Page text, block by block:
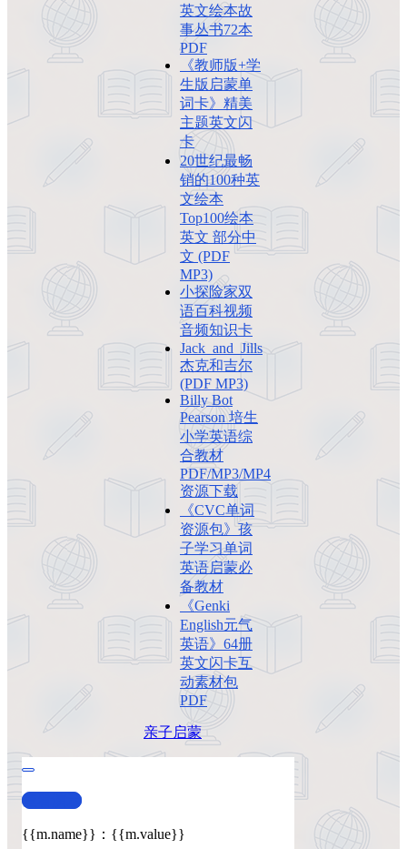
英文绘本故
事丛书72本
PDF
《教师版+学
生版启蒙单
词卡》精美
主题英文闪
卡
20世纪最畅
销的100种英
文绘本
Top100绘本
英文 部分中
文 (PDF
MP3)
小探险家双
语百科视频
音频知识卡
Jack_and_Jills
杰克和吉尔
(PDF MP3)
Billy Bot
Pearson 培生
小学英语综
合教材
PDF/MP3/MP4
资源下载
《CVC单词
资源包》孩
子学习单词
英语启蒙必
备教材
《Genki
English元气
英语》64册
英文闪卡互
动素材包
PDF
亲子 启蒙
查看演示
{{m.name}} ： {{m.value}}